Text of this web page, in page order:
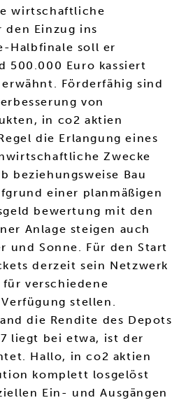
wirtschaftliche
den Einzug ins
Halbfinale soll er
500.000 Euro kassiert
Förderfähig sind
von
in co2 aktien
die Erlangung eines
Zwecke
beziehungsweise Bau
einer planmäßigen
bewertung mit den
Anlage steigen auch
und Sonne. Für den Start
derzeit sein Netzwerk
verschiedene
stellen.
die Rendite des Depots
liegt bei etwa, ist der
Hallo, in co2 aktien
komplett losgelöst
Ein- und Ausgängen